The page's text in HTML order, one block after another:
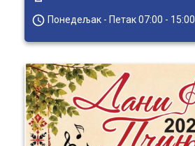
access_time Понедељак - Петак 07:00 - 15:00